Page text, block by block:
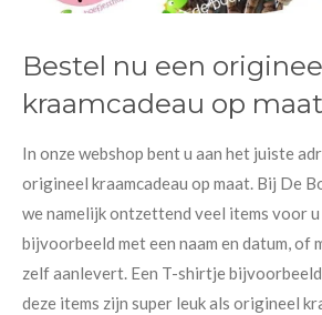
Bestel nu een
kraamcadeau op maat
In onze webshop bent u aan het juiste
origineel kraamcadeau op maat. Bij De
we namelijk ontzettend veel items voor
bijvoorbeeld met een naam en datum, of
zelf aanlevert. Een T-shirtje
deze items zijn super leuk als origineel